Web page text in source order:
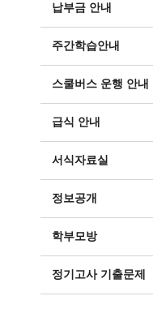
납부금 안내
주간학습안내
스쿨버스 운행 안내
급식 안내
서식자료실
정보공개
학부모방
정기고사 기출문제